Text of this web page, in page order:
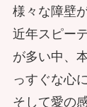
様々な障壁
近年スピー
が多い中、
っすぐな心
そして愛の